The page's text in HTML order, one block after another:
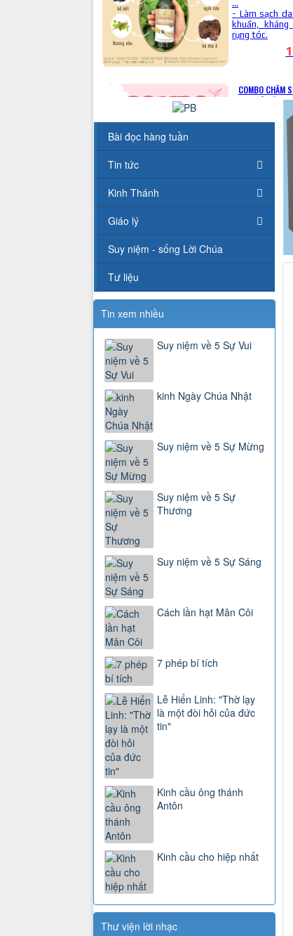
Bài đọc hàng tuần
Tin tức
Kinh Thánh
Giáo lý
Suy niệm - sống Lời Chúa
Tư liệu
Tin xem nhiều
Suy niệm về 5 Sự Vui
kinh Ngày Chúa Nhật
Suy niệm về 5 Sự Mừng
Suy niệm về 5 Sự
Thương
Suy niệm về 5 Sự Sáng
Cách lần hạt Mân Côi
7 phép bí tích
Lễ Hiển Linh: "Thờ lạy
là một đòi hỏi của đức
tin"
Kinh cầu ông thánh
Antôn
Kinh cầu cho hiệp nhất
Thư viện lời nhạc